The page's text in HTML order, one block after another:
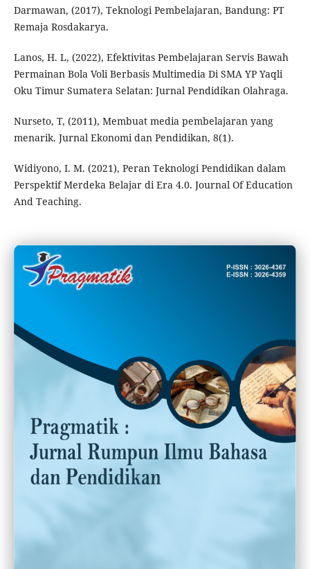
Darmawan, (2017), Teknologi Pembelajaran, Bandung: PT
Remaja Rosdakarya.
Lanos, H. L, (2022), Efektivitas Pembelajaran Servis Bawah
Permainan Bola Voli Berbasis Multimedia Di SMA YP Yaqli
Oku Timur Sumatera Selatan: Jurnal Pendidikan Olahraga.
Nurseto, T, (2011), Membuat media pembelajaran yang
menarik. Jurnal Ekonomi dan Pendidikan, 8(1).
Widiyono, I. M. (2021), Peran Teknologi Pendidikan dalam
Perspektif Merdeka Belajar di Era 4.0. Journal Of Education
And Teaching.